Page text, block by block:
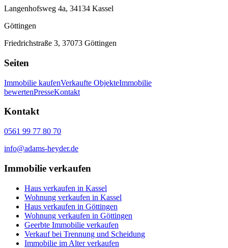
Langenhofsweg 4a, 34134 Kassel
Göttingen
Friedrichstraße 3, 37073 Göttingen
Seiten
Immobilie kaufenVerkaufte ObjekteImmobilie
bewertenPresseKontakt
Kontakt
0561 99 77 80 70
info@adams-heyder.de
Immobilie verkaufen
Haus verkaufen in Kassel
Wohnung verkaufen in Kassel
Haus verkaufen in Göttingen
Wohnung verkaufen in Göttingen
Geerbte Immobilie verkaufen
Verkauf bei Trennung und Scheidung
Immobilie im Alter verkaufen